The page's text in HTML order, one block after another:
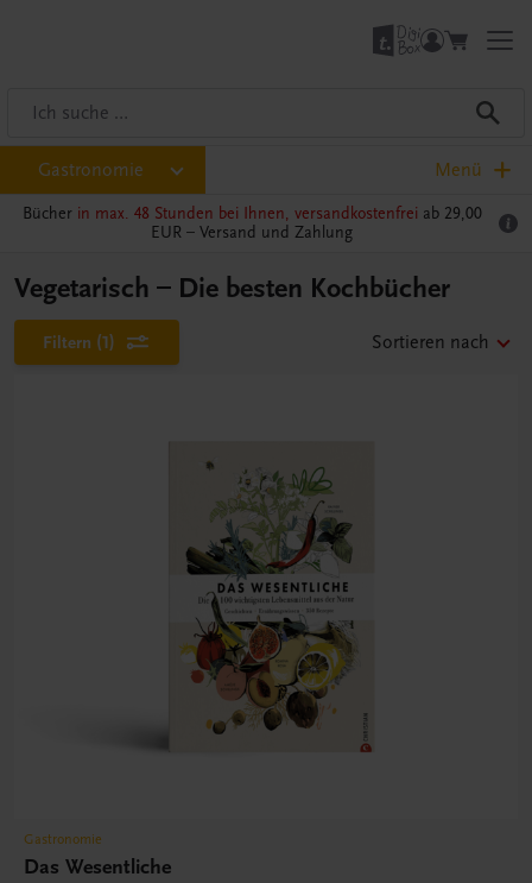
Gastronomie Menü
Bücher in max. 48 Stunden bei Ihnen, versandkostenfrei ab 29,00
EUR – Versand und Zahlung
Vegetarisch – Die besten Kochbücher
Filtern (1) Sortieren nach
Gastronomie
Das Wesentliche